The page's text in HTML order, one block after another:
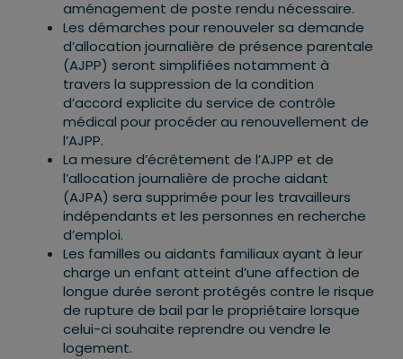
aménagement de poste rendu nécessaire.
Les démarches pour renouveler sa demande
d’allocation journalière de présence parentale
(AJPP) seront simplifiées notamment à
travers la suppression de la condition
d’accord explicite du service de contrôle
médical pour procéder au renouvellement de
l’AJPP.
La mesure d’écrêtement de l’AJPP et de
l’allocation journalière de proche aidant
(AJPA) sera supprimée pour les travailleurs
indépendants et les personnes en recherche
d’emploi.
Les familles ou aidants familiaux ayant à leur
charge un enfant atteint d’une affection de
longue durée seront protégés contre le risque
de rupture de bail par le propriétaire lorsque
celui-ci souhaite reprendre ou vendre le
logement.